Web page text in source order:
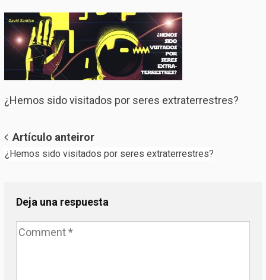
¿Hemos sido visitados por seres extraterrestres?
Post
navigation
Artículo anteiror
¿Hemos sido visitados por seres extraterrestres?
Deja una respuesta